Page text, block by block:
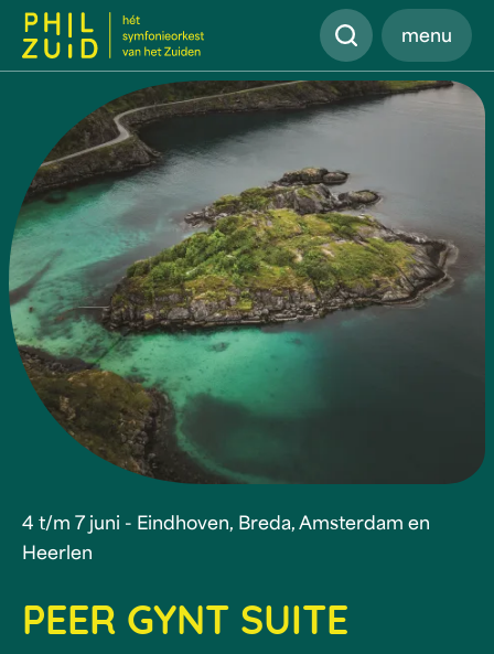
Zoeken
menu
PEER GYNT SUITE
4 t/m 7 juni - Eindhoven, Breda, Amsterdam en
Heerlen